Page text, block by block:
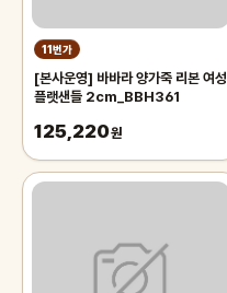
11번가
[본사운영] 바바라 양가죽 리본 여성
플랫샌들 2cm_BBH361
125,220원